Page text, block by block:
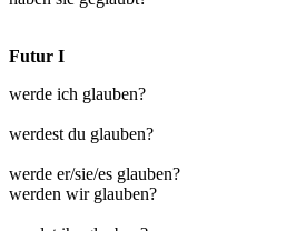
Futur I
werde ich glauben?
werdest du glauben?
werde er/sie/es glauben?
werden wir glauben?